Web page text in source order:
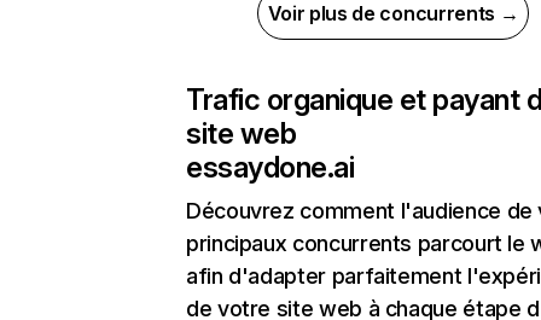
Voir plus de concurrents →
Trafic organique et payant
site web
essaydone.ai
Découvrez comment l'audience de
principaux concurrents parcourt le
afin d'adapter parfaitement
de votre site web à chaque étape